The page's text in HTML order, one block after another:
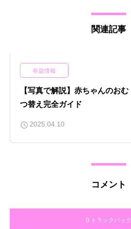
関連記事
有益情報
【写真で解説】赤ちゃんのおむ
つ替え完全ガイド
2025.04.10
コメント
0 トラックバック